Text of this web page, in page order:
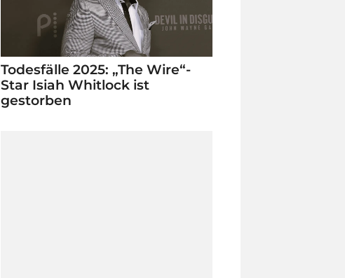
Todesfälle 2025: „The Wire“-
Star Isiah Whitlock ist
gestorben